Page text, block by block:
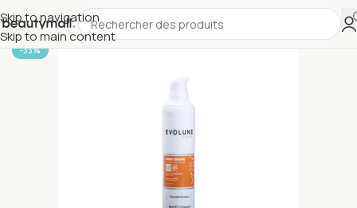
Skip to navigation
Skip to main content
-33%